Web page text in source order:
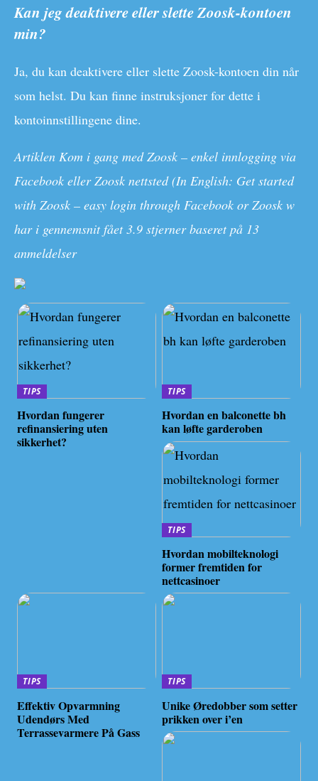
Kan jeg deaktivere eller slette Zoosk-kontoen
min?
Ja, du kan deaktivere eller slette Zoosk-kontoen din når
som helst. Du kan finne instruksjoner for dette i
kontoinnstillingene dine.
Artiklen Kom i gang med Zoosk – enkel innlogging via
Facebook eller Zoosk nettsted (In English: Get started
with Zoosk – easy login through Facebook or Zoosk w
har i gennemsnit fået3.9 stjerner baseret på 13
anmeldelser
TIPS
Hvordan fungerer
refinansiering uten
sikkerhet?
TIPS
Hvordan en balconette bh
kan løfte garderoben
TIPS
Hvordan mobilteknologi
former fremtiden for
nettcasinoer
TIPS
Effektiv Opvarmning
Udendørs Med
Terrassevarmere På Gass
TIPS
Unike Øredobber som setter
prikken over i’en